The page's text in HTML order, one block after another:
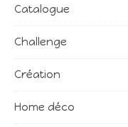
Catalogue
Challenge
Création
Home déco